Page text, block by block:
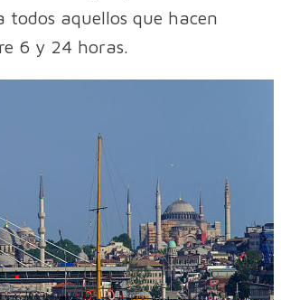
todos aquellos que hacen
6 y 24 horas.